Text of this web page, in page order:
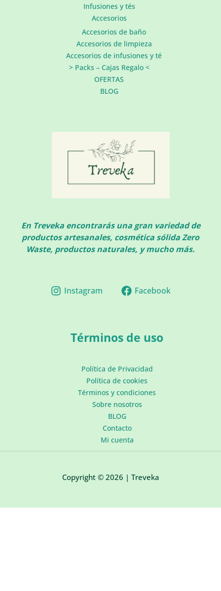
Infusiones y tés
Accesorios
Accesorios de baño
Accesorios de limpieza
Accesorios de infusiones y té
> Packs – Cajas Regalo <
OFERTAS
BLOG
En Treveka encontrarás una gran variedad de
productos artesanales, cosmética sólida Zero
Waste, productos naturales, y mucho más.
Instagram Facebook
Términos de uso
Política de Privacidad
Política de cookies
Términos y condiciones
Sobre nosotros
BLOG
Contacto
Mi cuenta
Copyright © 2026 | Treveka